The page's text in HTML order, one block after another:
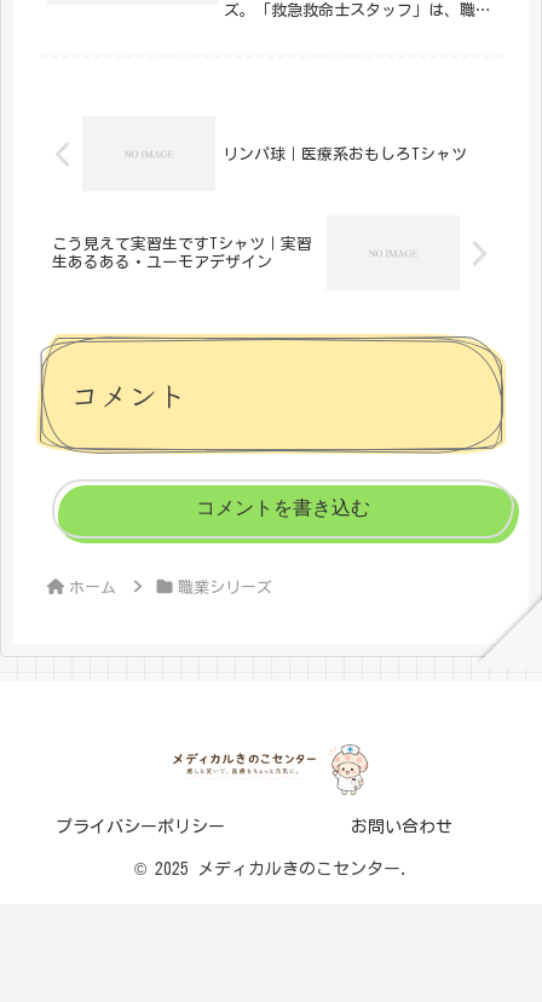
ズ。「救急救命士スタッフ」は、職場
リンパ球｜医療系おもしろTシャツ
こう見えて実習生ですTシャツ｜実習
生あるある・ユーモアデザイン
コメント
コメントを書き込む
ホーム 職業シリーズ
プライバシーポリシー お問い合わせ
© 2025 メディカルきのこセンター.